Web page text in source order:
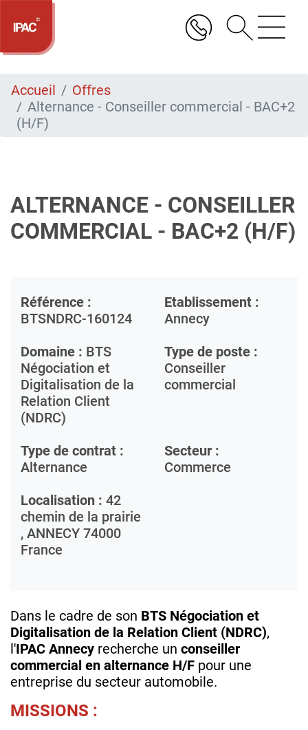
Aller
contenu
Accueil
Offres
Alternance - Conseiller commercial - BAC+2
(H/F)
ALTERNANCE - CONSEILLER
COMMERCIAL - BAC+2 (H/F)
Référence :
BTSNDRC-160124
Etablissement :
Annecy
Domaine : BTS
Négociation et
Digitalisation de la
Relation Client
(NDRC)
Type de poste :
Conseiller
commercial
Type de contrat :
Alternance
Secteur :
Commerce
Localisation : 42
chemin de la prairie
, ANNECY 74000
France
Dans le cadre de son BTS Négociation et
Digitalisation de la Relation Client (NDRC),
l'IPAC Annecy recherche un conseiller
commercial en alternance H/F pour une
entreprise du secteur automobile.
MISSIONS :